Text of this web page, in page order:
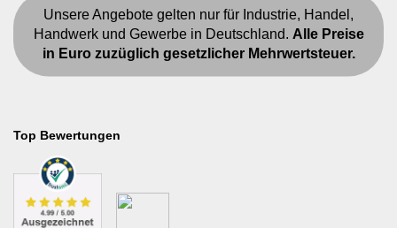
Unsere Angebote gelten nur für Industrie, Handel,
Handwerk und Gewerbe in Deutschland. Alle Preise
in Euro zuzüglich gesetzlicher Mehrwertsteuer.
Top Bewertungen